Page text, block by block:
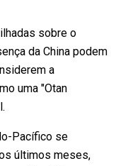
sobre o
da China podem
a
uma "Otan
Pacífico se
últimos meses,